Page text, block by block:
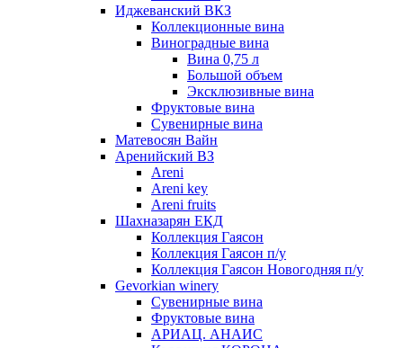
Иджеванский ВКЗ
Коллекционные вина
Виноградные вина
Вина 0,75 л
Большой объем
Эксклюзивные вина
Фруктовые вина
Cувенирные вина
Матевосян Вайн
Аренийский ВЗ
Areni
Areni key
Areni fruits
Шахназарян ЕКД
Коллекция Гаясон
Коллекция Гаясон п/у
Коллекция Гаясон Новогодняя п/у
Gevorkian winery
Сувенирные вина
Фруктовые вина
АРИАЦ. АНАИС